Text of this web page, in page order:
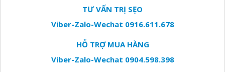
TƯ VẤN TRỊ SẸO
Viber-Zalo-Wechat 0916.611.678
HỖ TRỢ MUA HÀNG
Viber-Zalo-Wechat 0904.598.398